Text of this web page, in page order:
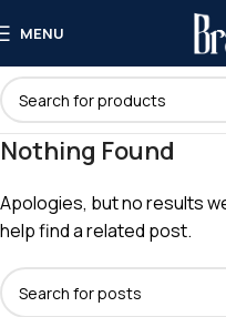
MENU
Nothing Found
Apologies, but no results
help find a related post.